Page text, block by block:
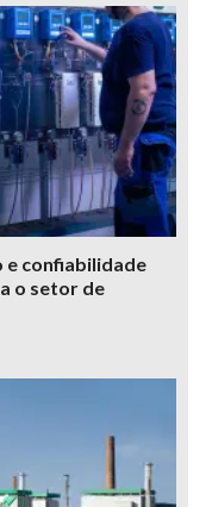
e confiabilidade
o setor de